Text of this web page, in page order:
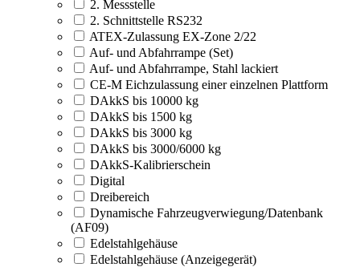
2. Messstelle
2. Schnittstelle RS232
ATEX-Zulassung EX-Zone 2/22
Auf- und Abfahrrampe (Set)
Auf- und Abfahrrampe, Stahl lackiert
CE-M Eichzulassung einer einzelnen Plattform
DAkkS bis 10000 kg
DAkkS bis 1500 kg
DAkkS bis 3000 kg
DAkkS bis 3000/6000 kg
DAkkS-Kalibrierschein
Digital
Dreibereich
Dynamische Fahrzeugverwiegung/Datenbank
(AF09)
Edelstahlgehäuse
Edelstahlgehäuse (Anzeigegerät)